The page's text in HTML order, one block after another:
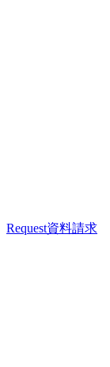
Request資料請求